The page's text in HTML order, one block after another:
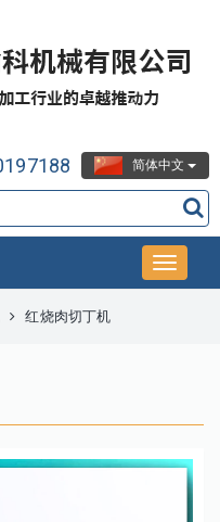
简体中文
红烧肉切丁机